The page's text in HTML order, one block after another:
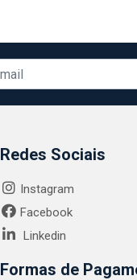
Redes Sociais
Instagram
Facebook
Linkedin
Formas de